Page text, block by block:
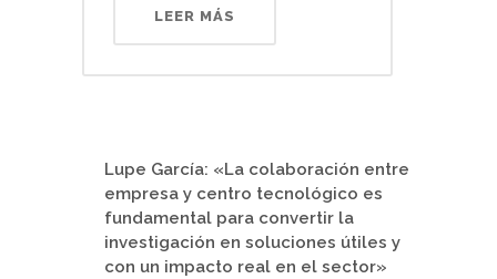
LEER MÁS
Lupe García: «La colaboración entre
empresa y centro tecnológico es
fundamental para convertir la
investigación en soluciones útiles y
con un impacto real en el sector»